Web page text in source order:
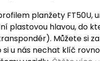
planžety FT50U,
plastovou hlavou, do
Můžete si
u nás nechat klíč